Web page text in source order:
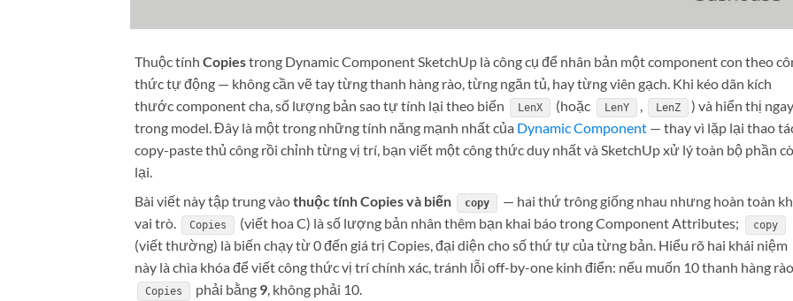
Thuộc tính Copiestrong Dynamic Component SketchUp là công cụ để nhân bản một component con theo
thức tự động — không cần vẽ tay từng thanh hàng rào, từng ngăn tủ, hay từng viên gạch. Khi kéo dãn kích
thước component cha, số lượng bản sao tự tính lại theo biến
LenX (hoặc LenY LenZ
) và hiển thị ngay
trong model. Đây là một trong những tính năng mạnh nhất của Dynamic Component — thay vì lặp lại thao
copy-paste thủ công rồi chỉnh từng vị trí, bạn viết một công thức duy nhất và SketchUp xử lý toàn bộ phần
lại.
Bài viết này tập trung vàothuộc tính Copies và biến copy
— hai thứ trông giống nhau nhưng hoàn toàn
vai trò.
Copies (viết hoa C) là số lượng bản nhân thêm bạn khai báo trong Component Attributes; copy
(viết thường) là biến chạy từ 0 đến giá trị Copies, đại diện cho số thứ tự của từng bản. Hiểu rõ hai khái niệm
này là chìa khóa để viết công thức vị trí chính xác, tránh lỗi off-by-one kinh điển: nếu muốn 10 thanh hàng rào,
Copies phải bằng 9 , không phải 10.